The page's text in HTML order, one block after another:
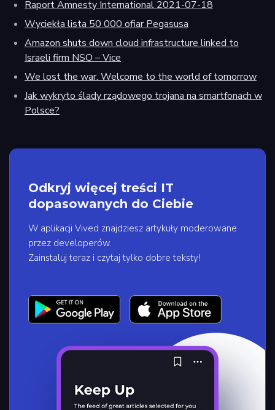
Raport Amnesty International 2021-07-18
Wyciekła lista 50 000 ofiar Pegasusa
Amazon shuts down cloud infrastructure linked to
Israeli firm NSO – Vice
We lost the war. Welcome to the world of tomorrow
Jak wykryto ślady rządowego trojana na smartfonach w
Polsce?
Odkryj więcej treści IT
dopasowanych do Ciebie
W aplikacji Vived znajdziesz artykuły moderowane
przez developerów.
Zainstaluj teraz i czytaj tylko dobre teksty!